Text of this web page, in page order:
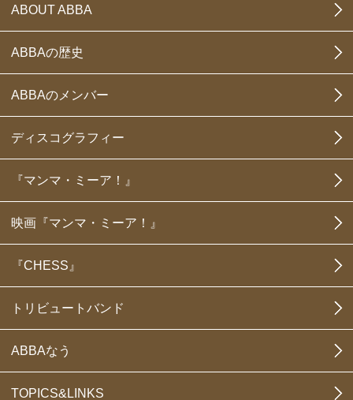
ABOUT ABBA
ABBAの歴史
ABBAのメンバー
ディスコグラフィー
『マンマ・ミーア！』
映画『マンマ・ミーア！』
『CHESS』
トリビュートバンド
ABBAなう
TOPICS&LINKS